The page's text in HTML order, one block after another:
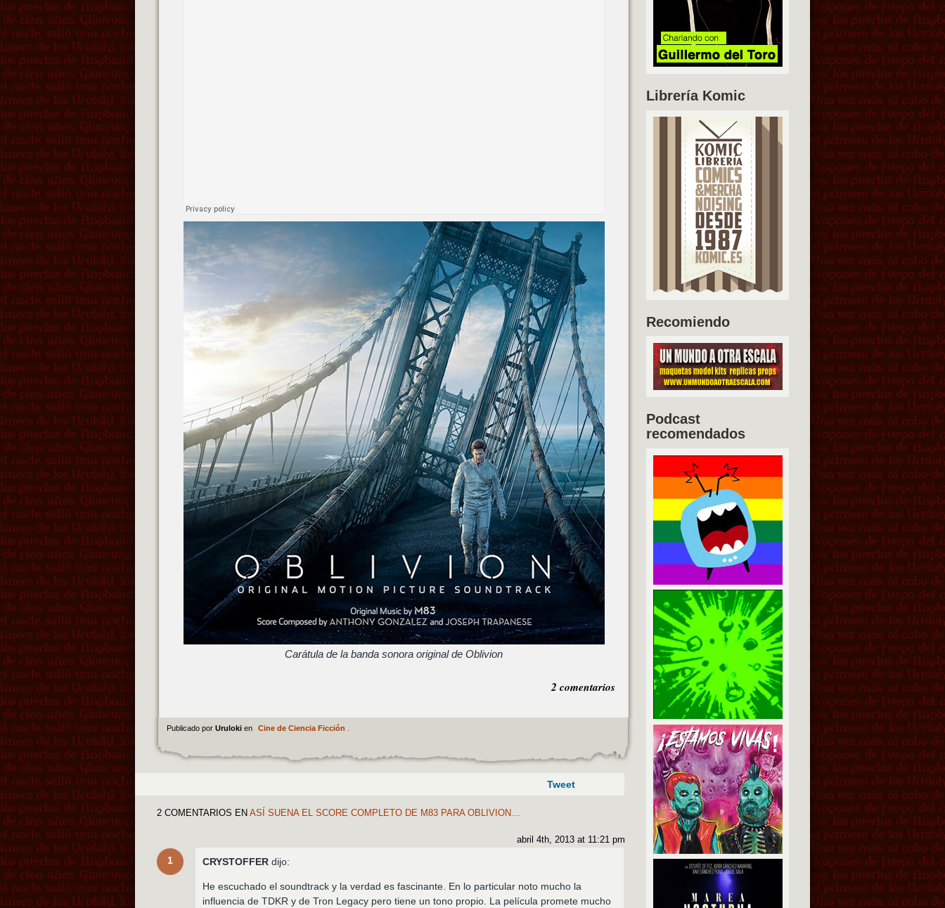
Carátula de la banda sonora original de Oblivion
2 comentarios
Publicado por Uruloki en Cine de Ciencia Ficción
Tweet
2 COMENTARIOS EN ASÍ SUENA EL SCORE COMPLETO DE M83 PARA OBLIVION…
1
abril 4th, 2013 at 11:21 pm
CRYSTOFFER dijo:
He escuchado el soundtrack y la verdad es fascinante. En lo particular noto mucho la
influencia de TDKR y de Tron Legacy pero tiene un tono propio. La película promete mucho
Librería Komic
Recomiendo
Podcast
recomendados